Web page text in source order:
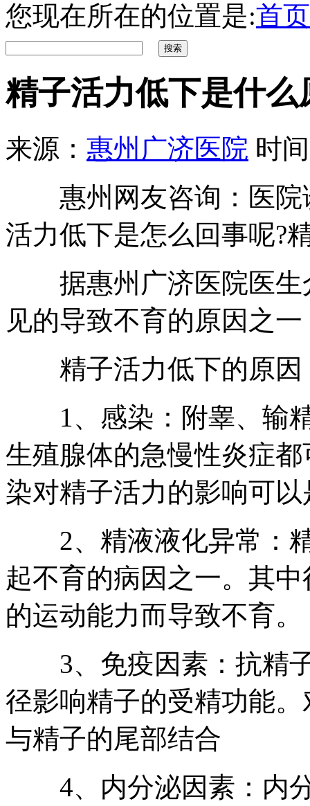
您现在所在的位置是:首页
精子活力低下是什么
来源： 惠州广济医院 时
惠州网友咨询：医院
活力低下是怎么回事呢?
据惠州广济医院医生
见的导致不育的原因之
精子活力低下的原因
1、感染：附睾、输精
生殖腺体的急慢性炎症
染对精子活力的影响可
2、精液液化异常：精
起不育的病因之一。其
的运动能力而导致不育。
3、免疫因素：抗精子
径影响精子的受精功能
与精子的尾部结合
4、内分泌因素：内分